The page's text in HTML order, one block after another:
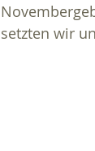
setzten wir